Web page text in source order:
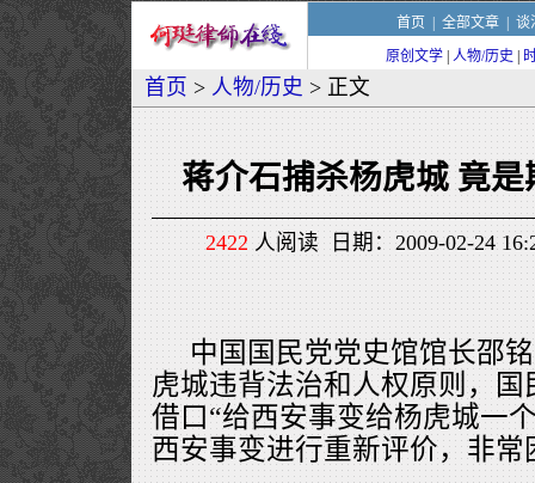
首页 全部文章| 谈
原创文学 人物/历史
首页 > 人物/历史 > 正文
蒋介石捕杀杨虎城 竟
2422 人阅读 日期：2009-02-24
中国国民党党史馆馆长邵
虎城违背法治和人权原则，
借口“给西安事变给杨虎城一
西安事变进行重新评价，非常